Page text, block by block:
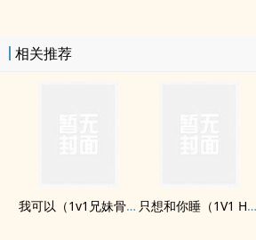
相关推荐
我可以（1v1­兄­‌​妹­骨科） 只想和你睡（1V1 H）